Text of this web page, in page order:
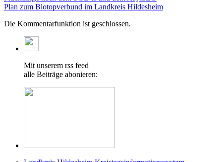
Plan zum Biotopverbund im Landkreis Hildesheim
Die Kommentarfunktion ist geschlossen.
Mit unserem rss feed
alle Beiträge abonieren: